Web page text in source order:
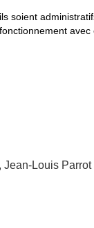
soient
fonctionnement
Louis